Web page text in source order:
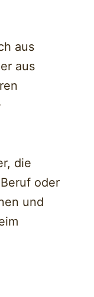
aus
aus
die
oder
und